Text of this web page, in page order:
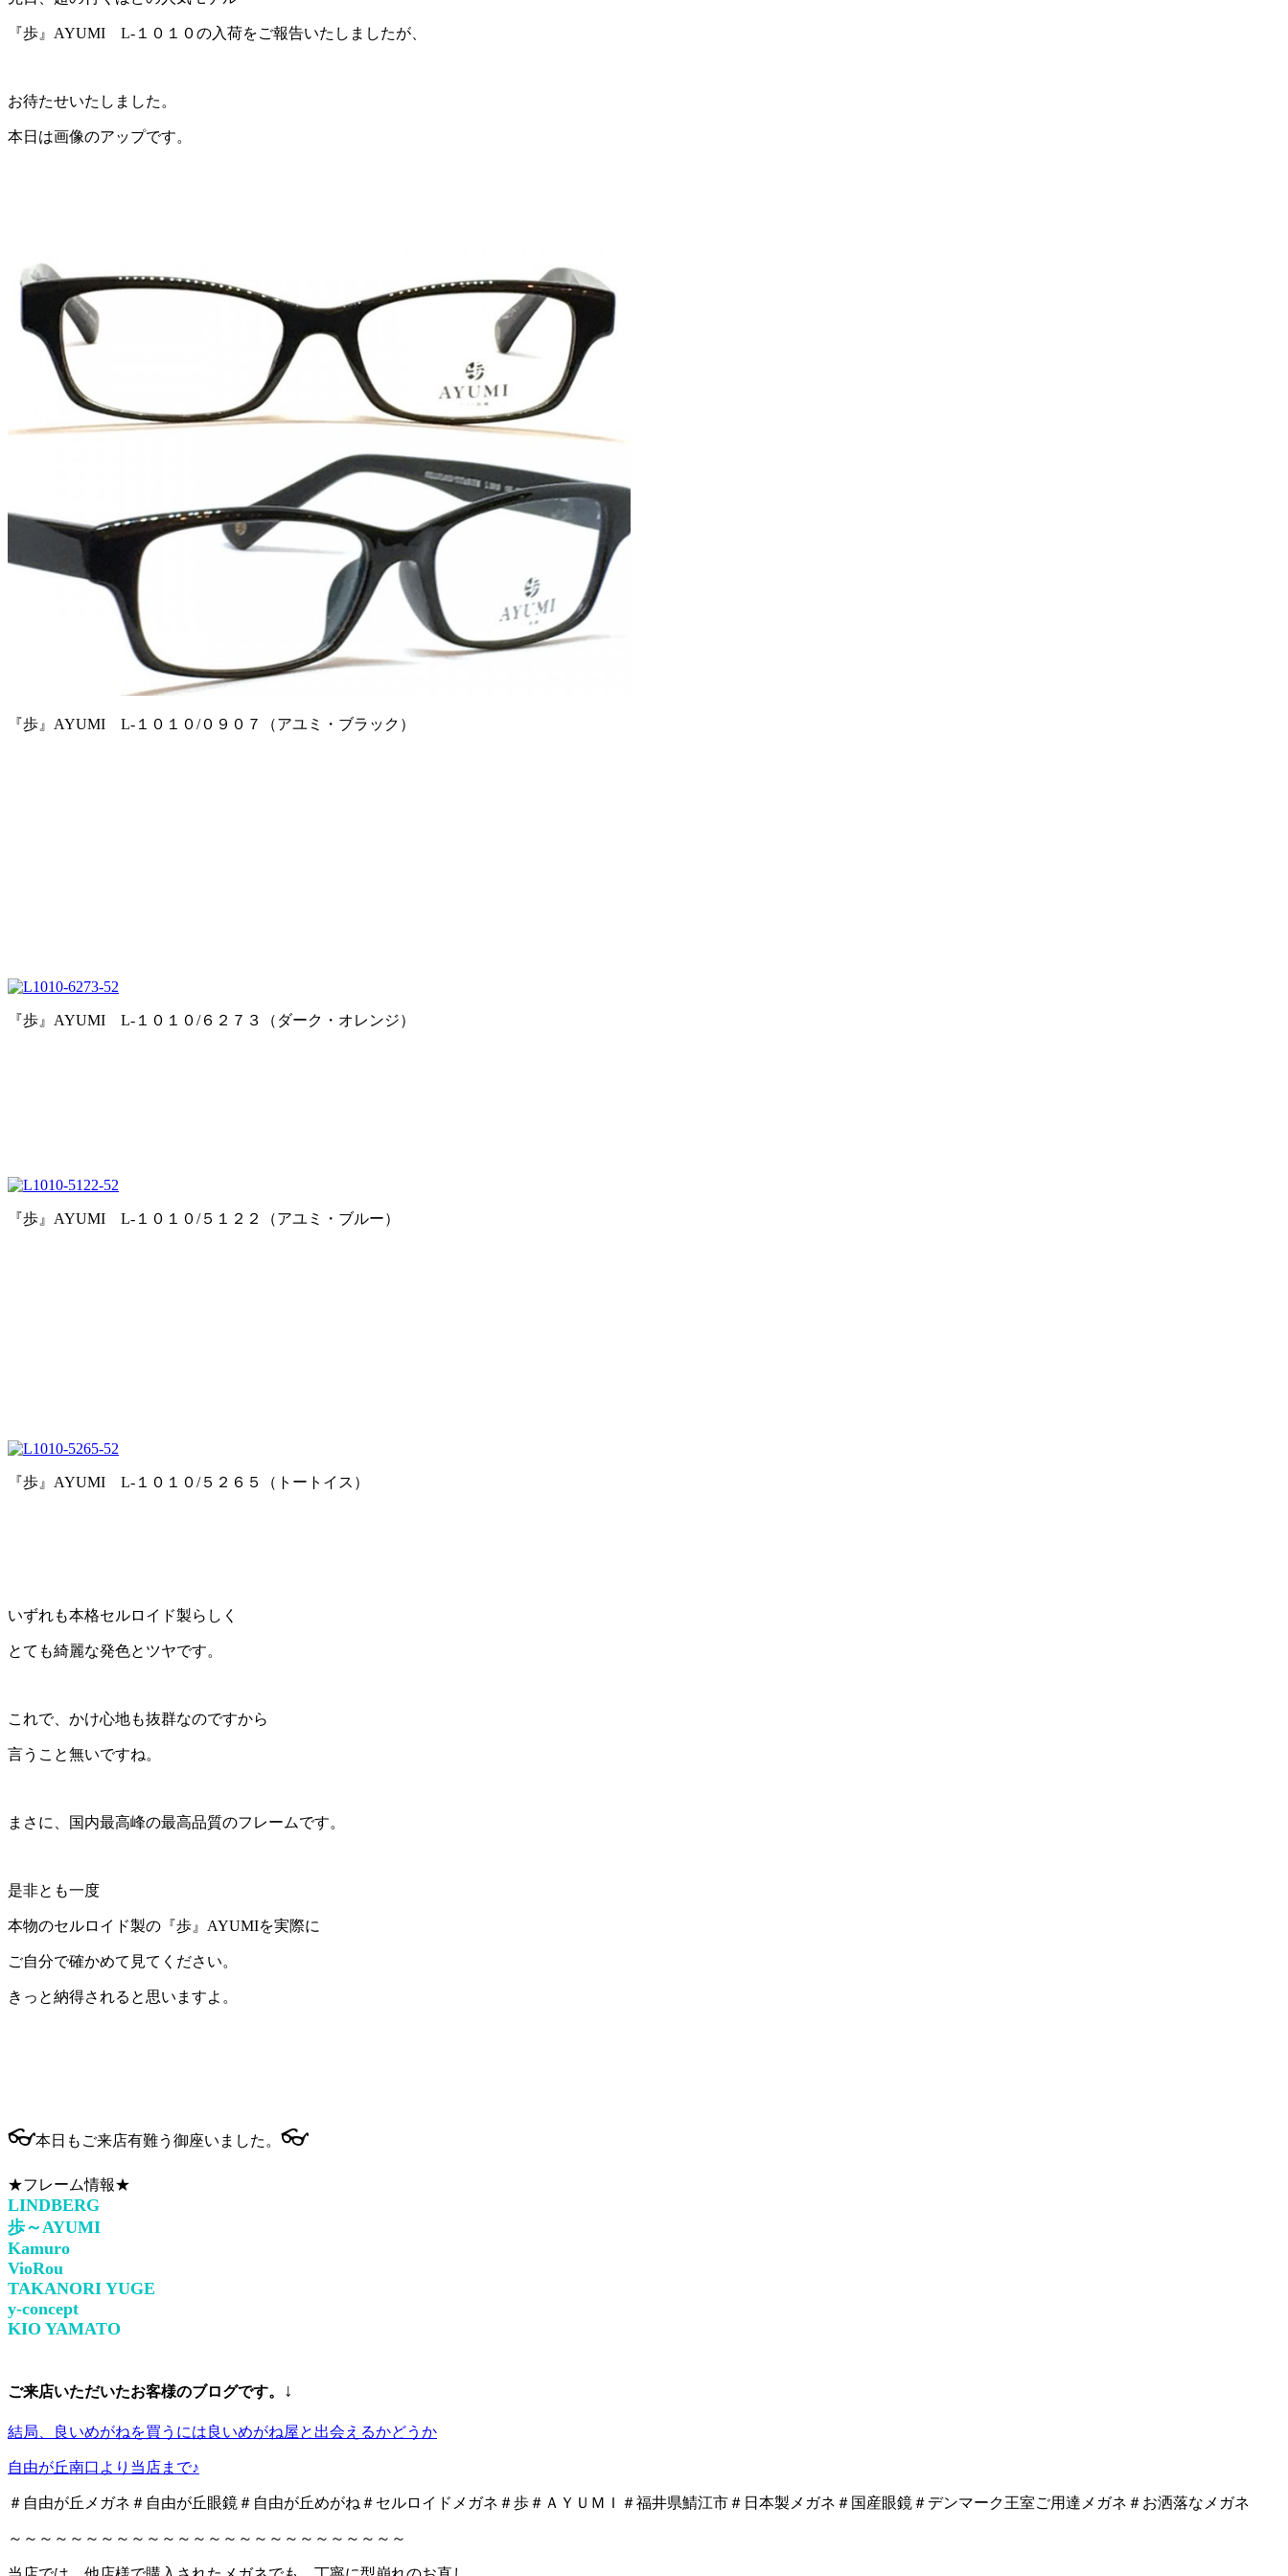
『歩』AYUMI L-１０１０の入荷をご報告いたしましたが、
お待たせいたしました。
本日は画像のアップです。
『歩』AYUMI L-１０１０/０９０７（アユミ・ブラック）
『歩』AYUMI L-１０１０/６２７３（ダーク・オレンジ）
『歩』AYUMI L-１０１０/５１２２（アユミ・ブルー）
『歩』AYUMI L-１０１０/５２６５（トートイス）
いずれも本格セルロイド製らしく
とても綺麗な発色とツヤです。
これで、かけ心地も抜群なのですから
言うこと無いですね。
まさに、国内最高峰の最高品質のフレームです。
是非とも一度
本物のセルロイド製の『歩』AYUMIを実際に
ご自分で確かめて見てください。
きっと納得されると思いますよ。
👓本日もご来店有難う御座いました。 👓
★フレーム情報★
LINDBERG
歩～AYUMI
Kamuro
VioRou
TAKANORI YUGE
y-concept
KIO YAMATO
ご来店いただいたお客様のブログです。 ↓
結局、良いめがねを買うには良いめがね屋と出会えるかどうか
自由が丘南口より当店まで♪
＃自由が丘メガネ＃自由が丘眼鏡＃自由が丘めがね＃セルロイドメガネ＃歩＃ＡＹＵＭＩ＃福井県鯖江市＃日本製メガネ＃国産眼鏡＃デンマーク王室ご用達メガネ＃お洒落なメガネ
～～～～～～～～～～～～～～～～～～～～～～～～～～